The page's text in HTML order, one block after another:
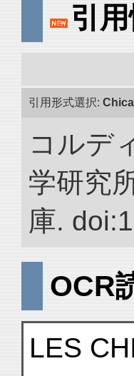
引
引用形式選択:
コルデ
学研究
庫.
OCR
LES